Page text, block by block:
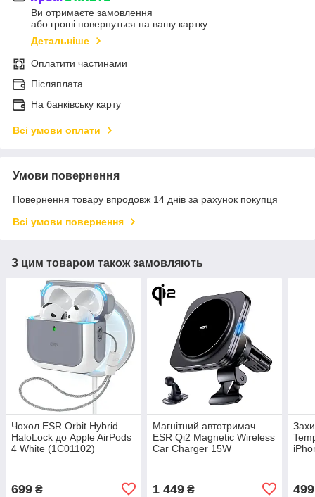
Ви отримаєте замовлення
або гроші повернуться на вашу картку
Детальніше
Оплатити частинами
Післяплата
На банківську карту
Всі умови оплати
Умови повернення
Повернення товару впродовж 14 днів за рахунок покупця
Всі умови повернення
З цим товаром також замовляють
Чохол ESR Orbit Hybrid
HaloLock до Apple AirPods
4 White (1C01102)
699 ₴
Магнітний автотримач
ESR Qi2 Magnetic Wireless
Car Charger 15W
1 449₴ 499